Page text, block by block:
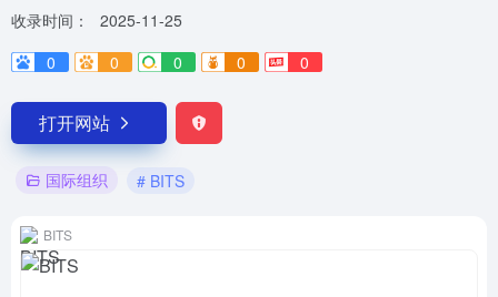
收录时间：
2025-11-25
0
0 0 0 0
打开网站
国际组织 # BITS
BITS